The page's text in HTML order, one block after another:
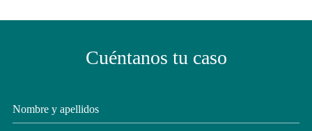
Cuéntanos tu caso